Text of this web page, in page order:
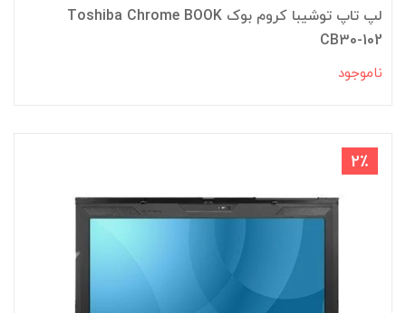
لپ تاپ توشیبا کروم بوک Toshiba Chrome BOOK
CB30-102
ناموجود
2٪